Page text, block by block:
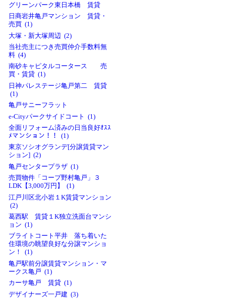
グリーンパーク東日本橋 賃貸
日商岩井亀戸マンション 賃貸・
売買 (1)
大塚・新大塚周辺 (2)
当社売主につき売買仲介手数料無
料 (4)
南砂キャピタルコータース 売
買・賃貸 (1)
日神パレステージ亀戸第二 賃貸
(1)
亀戸サニーフラット
e-Cityパークサイドコート (1)
全面リフォーム済みの日当良好ｵｽｽ
ﾒマンション！！ (1)
東京ソシオグランデ[分譲賃貸マン
ション] (2)
亀戸センタープラザ (1)
売買物件「コープ野村亀戸」３
LDK【3,000万円】 (1)
江戸川区北小岩１K賃貸マンション
(2)
葛西駅 賃貸１K独立洗面台マンシ
ョン (1)
ブライトコート平井 落ち着いた
住環境の眺望良好な分譲マンショ
ン！ (1)
亀戸駅前分譲賃貸マンション・マ
ークス亀戸 (1)
カーサ亀戸 賃貸 (1)
デザイナーズ一戸建 (3)